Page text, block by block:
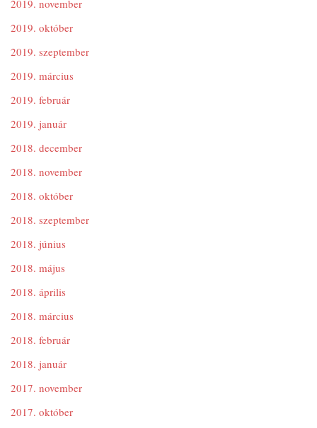
2019. november
2019. október
2019. szeptember
2019. március
2019. február
2019. január
2018. december
2018. november
2018. október
2018. szeptember
2018. június
2018. május
2018. április
2018. március
2018. február
2018. január
2017. november
2017. október